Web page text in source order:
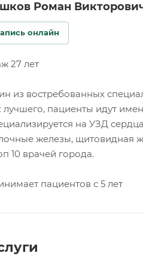
Роман
онлайн
27 лет
из востребованных
лучшего, пациенты идут
на УЗД
железы, щитовидная
10 врачей города.
пациентов с 5 лет